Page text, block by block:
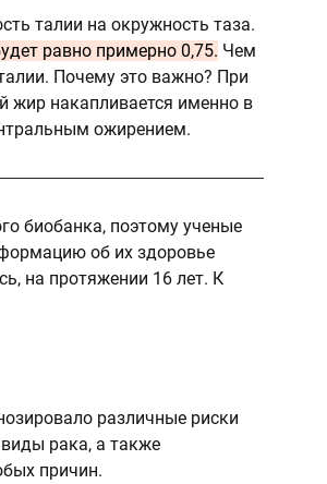
талии на окружность таза.
равно примерно 0,75. Чем
Почему это важно? При
жир накапливается именно в
ожирением.
биобанка, поэтому ученые
об их здоровье
на протяжении 16 лет. К
различные риски
рака, а также
причин.